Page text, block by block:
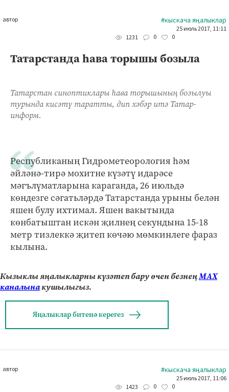
автор #кыскача яңалыклар
25 июль 2017, 11:11
1231
0 0
Татарстанда һава торышы бозыла
Татарстан синоптиклары һава торышының бозылуы
турында кисәтү таратты, дип хәбәр итә Татар-
информ.
Республиканың Гидрометеорология һәм
әйләнә-тирә мохитне күзәтү идарәсе
мәгълүматларына караганда, 26 июльдә
көндезге сәгатьләрдә Татарстанда урыны белән
яшен булу ихтимал. Яшен вакытында
көнбатыштан искән җилнең секундына 15-18
метр тизлеккә җитеп көчәю мөмкинлеге фараз
кылына.
Кызыклы яңалыкларны күзәтеп бару өчен безнеңМАХ
каналынакушылыгыз.
Яңалыклар битенә керегез
автор #кыскача яңалыклар
25 июль 2017, 11:06
1423
0 0